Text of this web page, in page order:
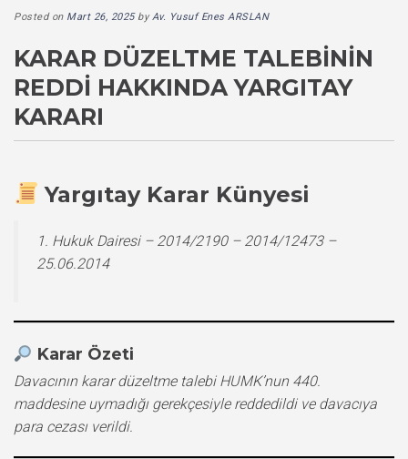
Posted on Mart 26, 2025byAv. Yusuf Enes ARSLAN
KARAR DÜZELTME TALEBININ
REDDI HAKKINDA YARGITAY
KARARI
Yargıtay Karar Künyesi
1. Hukuk Dairesi – 2014/2190 – 2014/12473 –
25.06.2014
Karar Özeti
Davacının karar düzeltme talebi HUMK’nun 440.
maddesine uymadığı gerekçesiyle reddedildi ve davacıya
para cezası verildi.